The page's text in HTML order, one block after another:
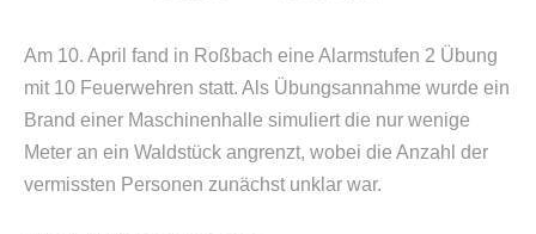
Am 10. April fand in Roßbach eine Alarmstufen 2 Übung
mit 10 Feuerwehren statt. Als Übungsannahme wurde ein
Brand einer Maschinenhalle simuliert die nur wenige
Meter an ein Waldstück angrenzt, wobei die Anzahl der
vermissten Personen zunächst unklar war.